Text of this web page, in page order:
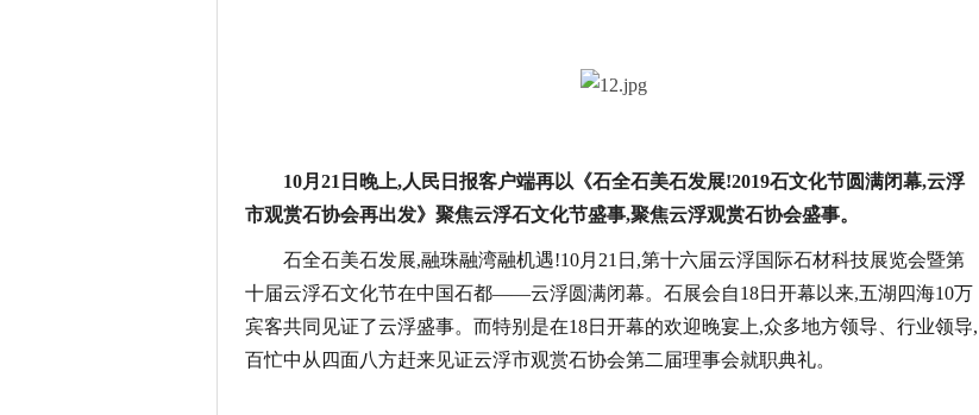
10月21日晚上,人民日报客户端再以《石全石美石发展!2019石文化节圆满闭幕,云浮
市观赏石协会再出发》聚焦云浮石文化节盛事,聚焦云浮观赏石协会盛事。
石全石美石发展,融珠融湾融机遇!10月21日,第十六届云浮国际石材科技展览会暨第
十届云浮石文化节在中国石都——云浮圆满闭幕。石展会自18日开幕以来,五湖四海10万
宾客共同见证了云浮盛事。而特别是在18日开幕的欢迎晚宴上,众多地方领导、行业领导,
百忙中从四面八方赶来见证云浮市观赏石协会第二届理事会就职典礼。